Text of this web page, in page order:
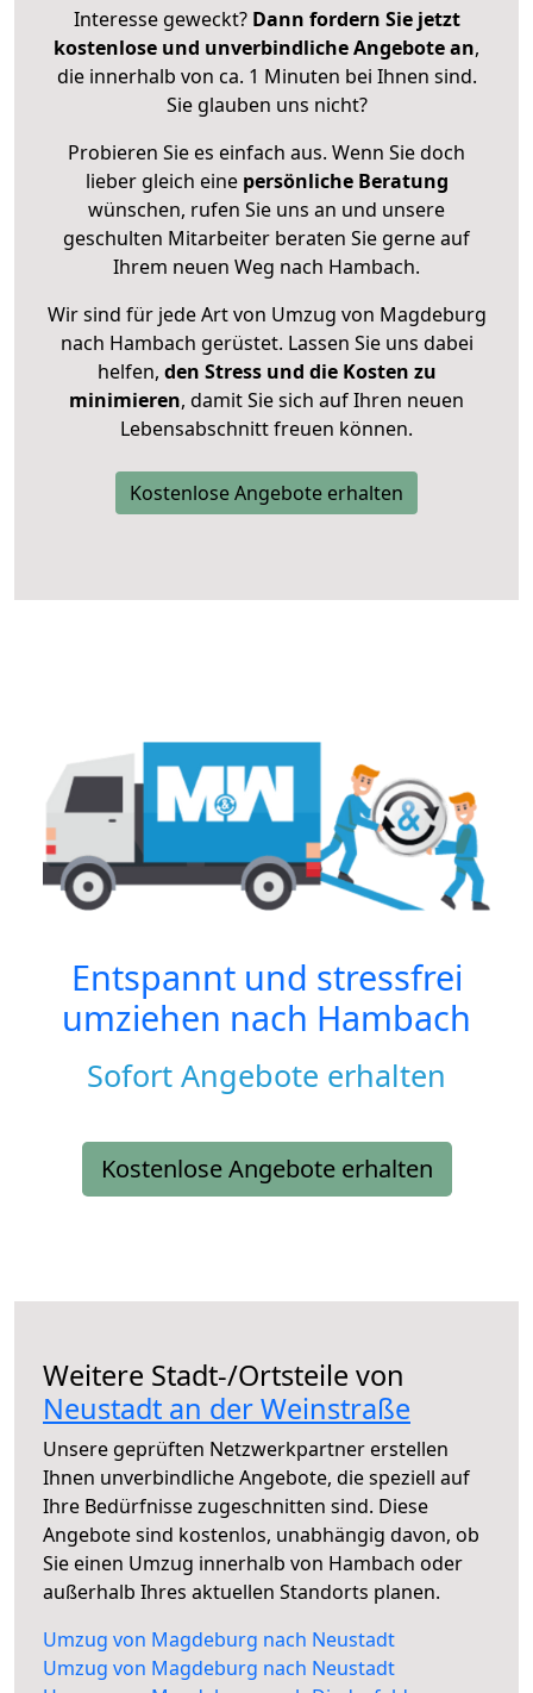
Interesse geweckt? Dann fordern Sie jetzt
kostenlose und unverbindliche Angebote an,
die innerhalb von ca. 1 Minuten bei Ihnen sind.
Sie glauben uns nicht?
Probieren Sie es einfach aus. Wenn Sie doch
lieber gleich eine persönliche Beratung
wünschen, rufen Sie uns an und unsere
geschulten Mitarbeiter beraten Sie gerne auf
Ihrem neuen Weg nach Hambach.
Wir sind für jede Art von Umzug von Magdeburg
nach Hambach gerüstet. Lassen Sie uns dabei
helfen, den Stress und die Kosten zu
minimieren, damit Sie sich auf Ihren neuen
Lebensabschnitt freuen können.
Kostenlose Angebote erhalten
Entspannt und stressfrei
umziehen nach Hambach
Sofort Angebote erhalten
Kostenlose Angebote erhalten
Weitere Stadt-/Ortsteile von
Neustadt an der Weinstraße
Unsere geprüften Netzwerkpartner erstellen
Ihnen unverbindliche Angebote, die speziell auf
Ihre Bedürfnisse zugeschnitten sind. Diese
Angebote sind kostenlos, unabhängig davon, ob
Sie einen Umzug innerhalb von Hambach oder
außerhalb Ihres aktuellen Standorts planen.
Umzug von Magdeburg nach Neustadt
Umzug von Magdeburg nach Neustadt